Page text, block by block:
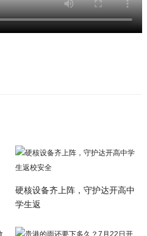
硬核设备齐上阵，守护达开高中
学生返